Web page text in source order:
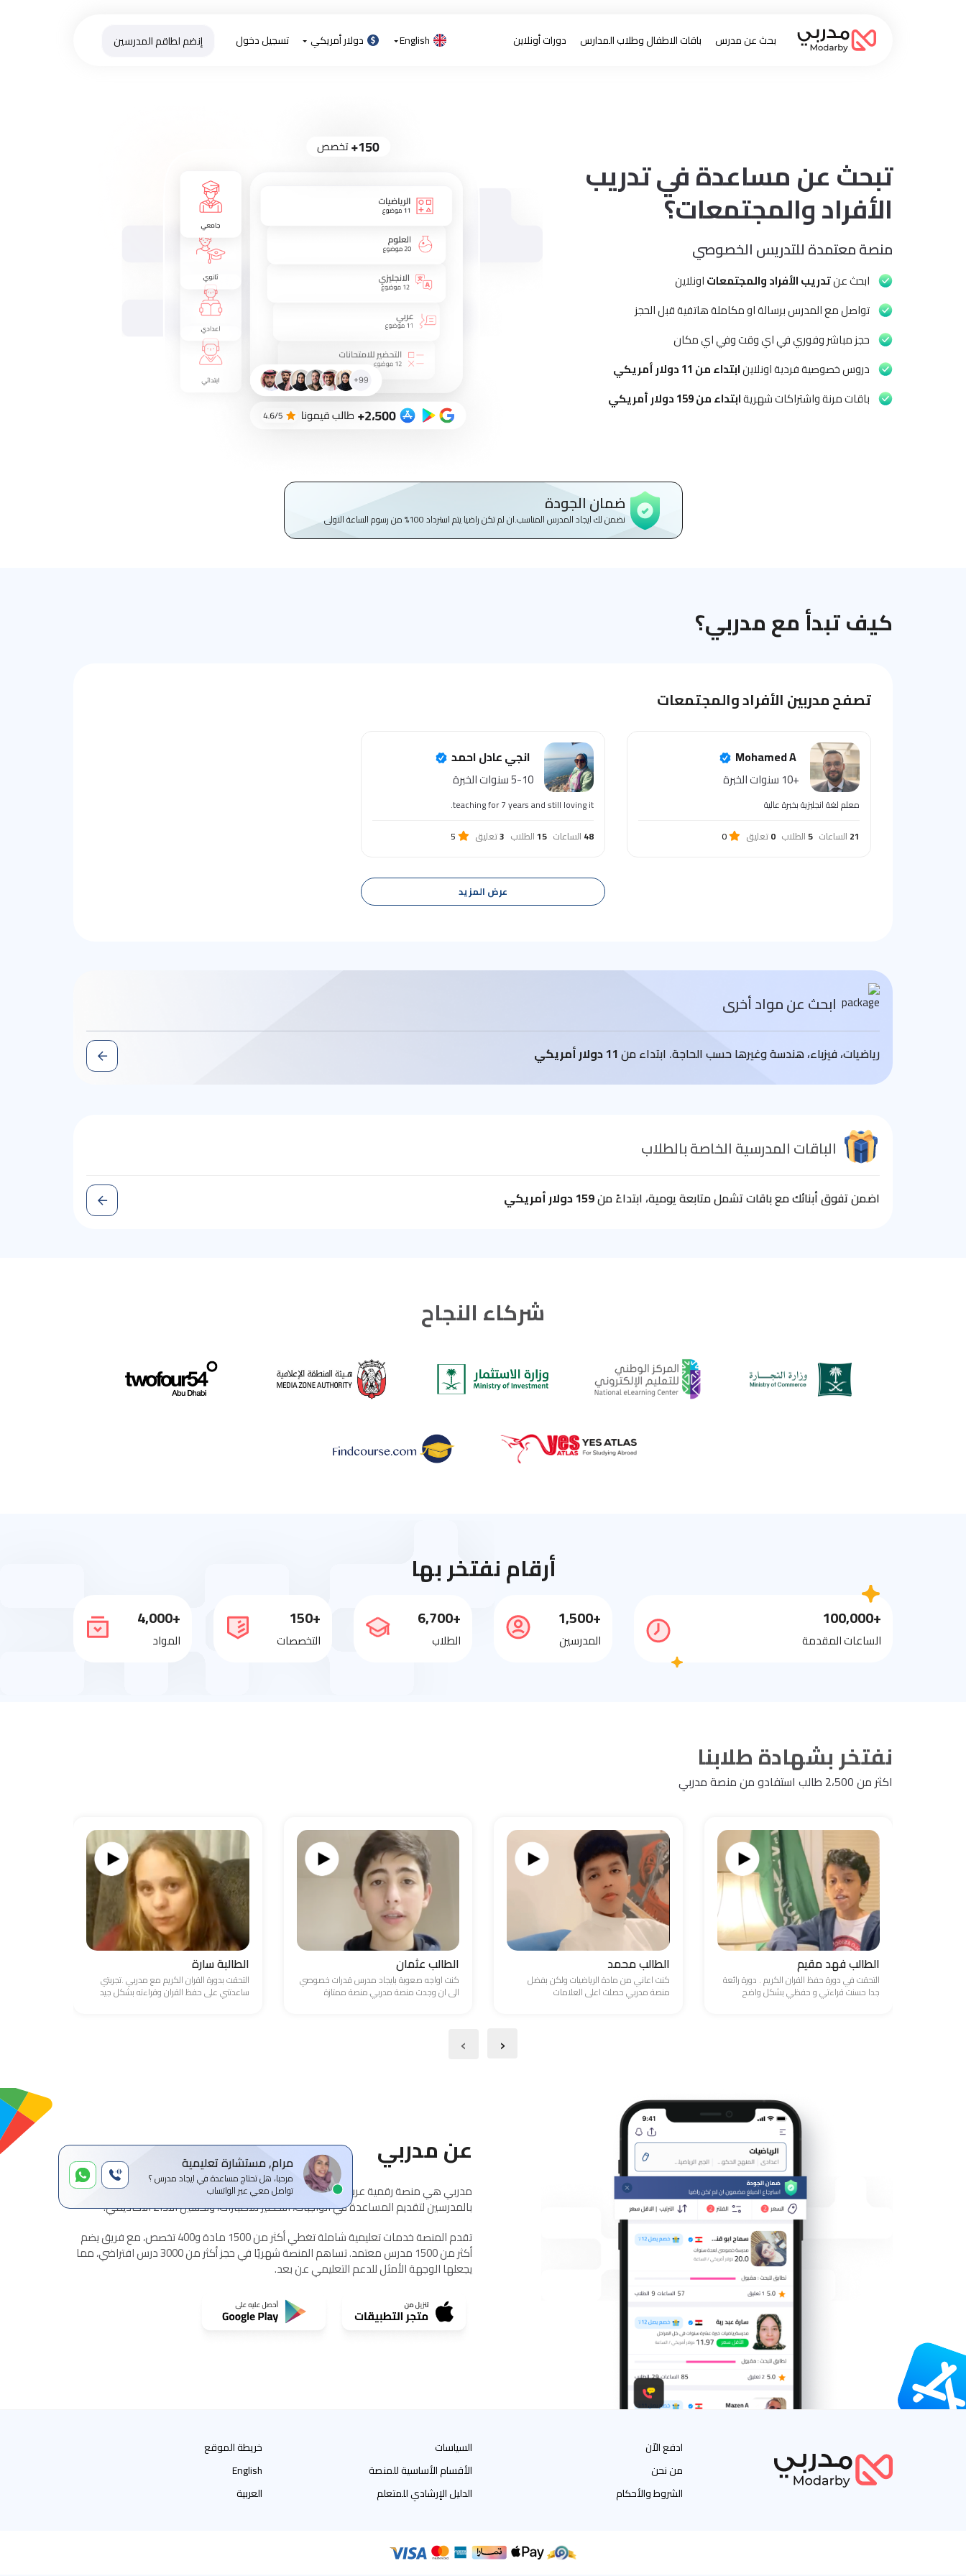
بحث عن مدرس باقات الاطفال وطلاب المدارس دورات أونلاين English دولار أمريكي تسجيل دخول إنضم لطاقم المدرسين
تبحث عن مساعدة في تدريب
الأفراد والمجتمعات؟
منصة معتمدة للتدريس الخصوصي
ابحث عنتدريب الأفراد والمجتمعاتاونلاين
تواصل مع المدرس برسالة او مكاملة هاتفية قبل الحجز
حجز مباشر وفوري في اي وقت وفي اي مكان
دروس خصوصية فردية اونلاينابتداء من 11 دولار أمريكي
باقات مرنة واشتراكات شهريةابتداء من159 دولار أمريكي
ضمان الجودة
نضمن لك ايجاد المدرس المناسب.ان لم تكن راضيا يتم استرداد 100% من رسوم الساعة الاولى
مرام, مستشارة تعليمية
مرحبا، هل تحتاج مساعدة في ايجاد مدرس ؟
تواصل معي عبر الواتساب
كيف تبدأ مع مدربي؟
تصفح مدربين الأفراد والمجتمعات
Mohamed A
+10 سنوات الخبرة
معلم لغة انجليزية بخبرة عالية
21 الساعات 5الطلاب 0تعليق 0
انجي عادل احمد
5-10 سنوات الخبرة
teaching for 7 years and still loving it.
48 الساعات 15الطلاب 3تعليق 5
عرض المزيد
ابحث عن مواد أخرى
رياضيات، فيزباء، هندسة وغيرها حسب الحاجة. ابتداء من11 دولار أمريكي
الباقات المدرسية الخاصة بالطلاب
اضمن تفوق أبنائك مع باقات تشمل متابعة يومية، ابتداءً من159 دولار أمريكي
شركاء النجاح
أرقام نفتخر بها
+100,000
الساعات المقدمة
+1,500
المدرسين
+6,700
الطلاب
+150
التخصصات
+4,000
المواد
نفتخر بشهادة طلابنا
اكثر من 2،500 طالب استفادو من منصة مدربي
الطالب فهد مقيم
التحقت في دورة حفظ القران الكريم . دورة رائعة
جدا حسنت قراءتي و حفظي بشكل واضح
الطالب محمد
كنت اعاني من مادة الرياضيات ولكن بفضل
منصة مدربي حصلت اعلى العلامات
الطالب عثمان
كنت اواجه صعوبة بايجاد مدرس قدرات خصوصي
الى ان وجدت منصة مدربي.منصة ممتازة
الطالبة سارة
التحقت بدورة القران الكريم مع مدربي .تجربتي
ساعدتني على حفظ القران وقراءته بشكل جيد
‹
›
عن مدربي
مدربي هي منصة رقمية عربية معتمدة للتدريس الخصوصي عن بعد، تهدف إلى ربط الطلاب
بالمدرسين لتقديم المساعدة في الواجبات، التحضير للاختبارات، وتحسين الأداء الأكاديمي.
تقدم المنصة خدمات تعليمية شاملة تغطي أكثر من 1500 مادة و400 تخصص، مع فريق يضم
أكثر من 1500 مدرس معتمد. تساهم المنصة شهريًا في حجز أكثر من 3000 درس افتراضي، مما
يجعلها الوجهة الأمثل للدعم التعليمي عن بعد.
ادفع الاّن
من نحن
الشروط والأحكام
السياسات
الأقسام الأساسية للمنصة
الدليل الإرشادي للمتعلم
خريطة الموقع
English
العربية